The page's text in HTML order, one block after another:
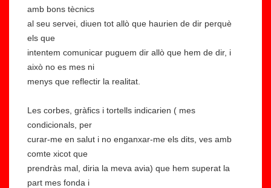
amb bons tècnics
al seu servei, diuen tot allò que haurien de dir perquè
els que
intentem comunicar puguem dir allò que hem de dir, i
això no es mes ni
menys que reflectir la realitat.
Les corbes, gràfics i tortells indicarien ( mes
condicionals, per
curar-me en salut i no enganxar-me els dits, ves amb
comte xicot que
prendràs mal, diria la meva avia) que hem superat la
part mes fonda i